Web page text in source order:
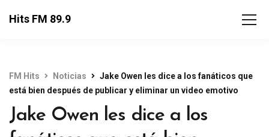
Hits FM 89.9
FM Hits Noticias
Jake Owen les dice a los fanáticos que
está bien después de publicar y eliminar un video emotivo
Jake Owen les dice a los